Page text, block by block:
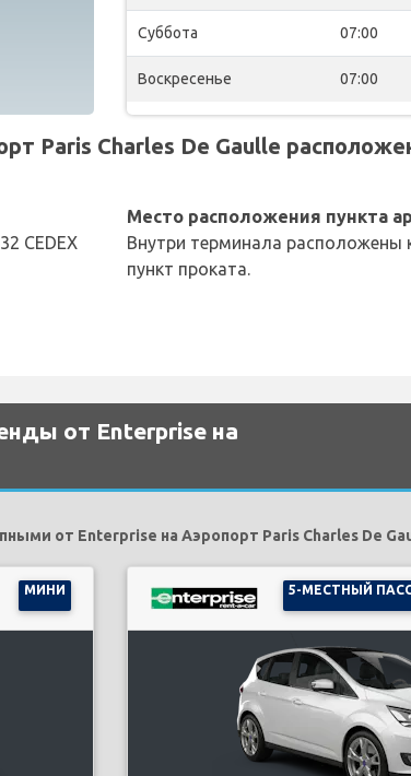
Суббота 07:00
Воскресенье 07:00
Paris Charles De Gaulle
CEDEX
Место расположения пункта
Внутри терминала расположены
пункт проката.
от Enterprise на
от Enterprise на Аэропорт Paris Charles De
МИНИ 5-МЕСТНЫЙ